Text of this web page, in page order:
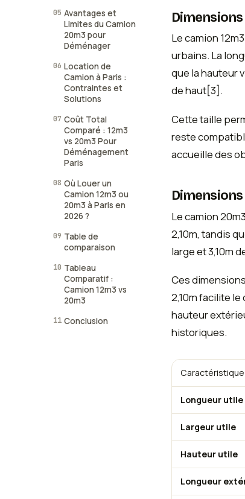
05 Avantages et
Limites du Camion
20m3 pour
Déménager
06 Location de
Camion à Paris :
Contraintes et
Solutions
07 Coût Total
Comparé : 12m3
vs 20m3 Pour
Déménagement
Paris
08 Où Louer un
Camion 12m3 ou
20m3 à Paris en
2026 ?
09 Table de
comparaison
10 Tableau
Comparatif :
Camion 12m3 vs
20m3
11 Conclusion
Le camion
urbains. La
que la hauteur
de haut[3].
Cette taille
reste
accueille des
Le camion
2,10m, tandis
large et 3,10m
Ces
2,10m facilite
hauteur
historiques.
Caractéristique
Longueur utile
Largeur utile
Hauteur utile
Longueur